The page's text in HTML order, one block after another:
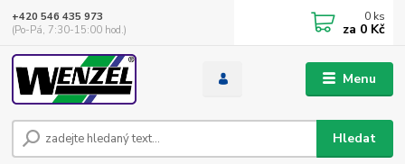
Menu
Hledat
+420 546 435 973
(Po-Pá, 7:30-15:00 hod.)
0 ks
za 0 Kč